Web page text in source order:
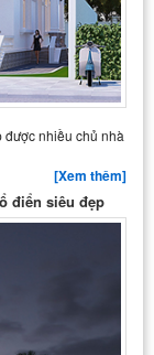
được nhiều chủ nhà
[Xem thêm]
điển siêu đẹp